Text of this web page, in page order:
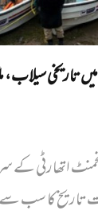
تاریخی سیلاب،
اتھارٹی کے
کا سب سے